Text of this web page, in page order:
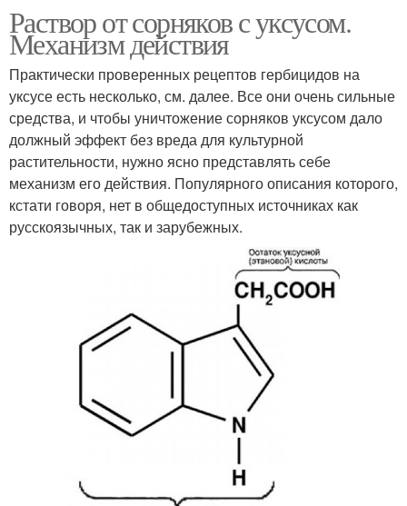
Раствор от сорняков с уксусом.
Механизм действия
Практически проверенных рецептов гербицидов на
уксусе есть несколько, см. далее. Все они очень сильные
средства, и чтобы уничтожение сорняков уксусом дало
должный эффект без вреда для культурной
растительности, нужно ясно представлять себе
механизм его действия. Популярного описания которого,
кстати говоря, нет в общедоступных источниках как
русскоязычных, так и зарубежных.